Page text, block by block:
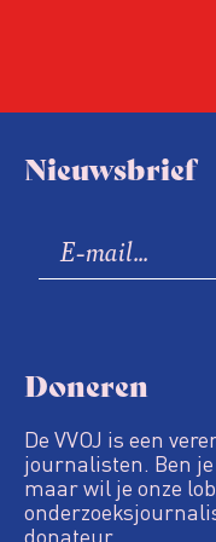
Nieuwsbrief
Doneren
De VVOJ is een
journalisten. Ben
maar wil je onze
donateur.